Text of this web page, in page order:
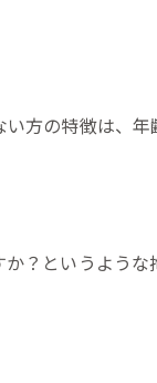
方の特徴は、
？というよう